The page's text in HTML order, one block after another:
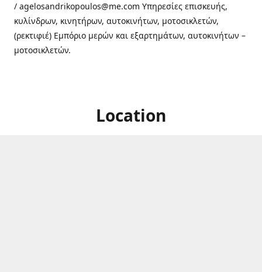
/ agelosandrikopoulos@me.com Υπηρεσίες επισκευής,
κυλίνδρων, κινητήρων, αυτοκινήτων, μοτοσικλετών,
(ρεκτιφιέ) Εμπόριο μερών και εξαρτημάτων, αυτοκινήτων –
μοτοσικλετών.
Location